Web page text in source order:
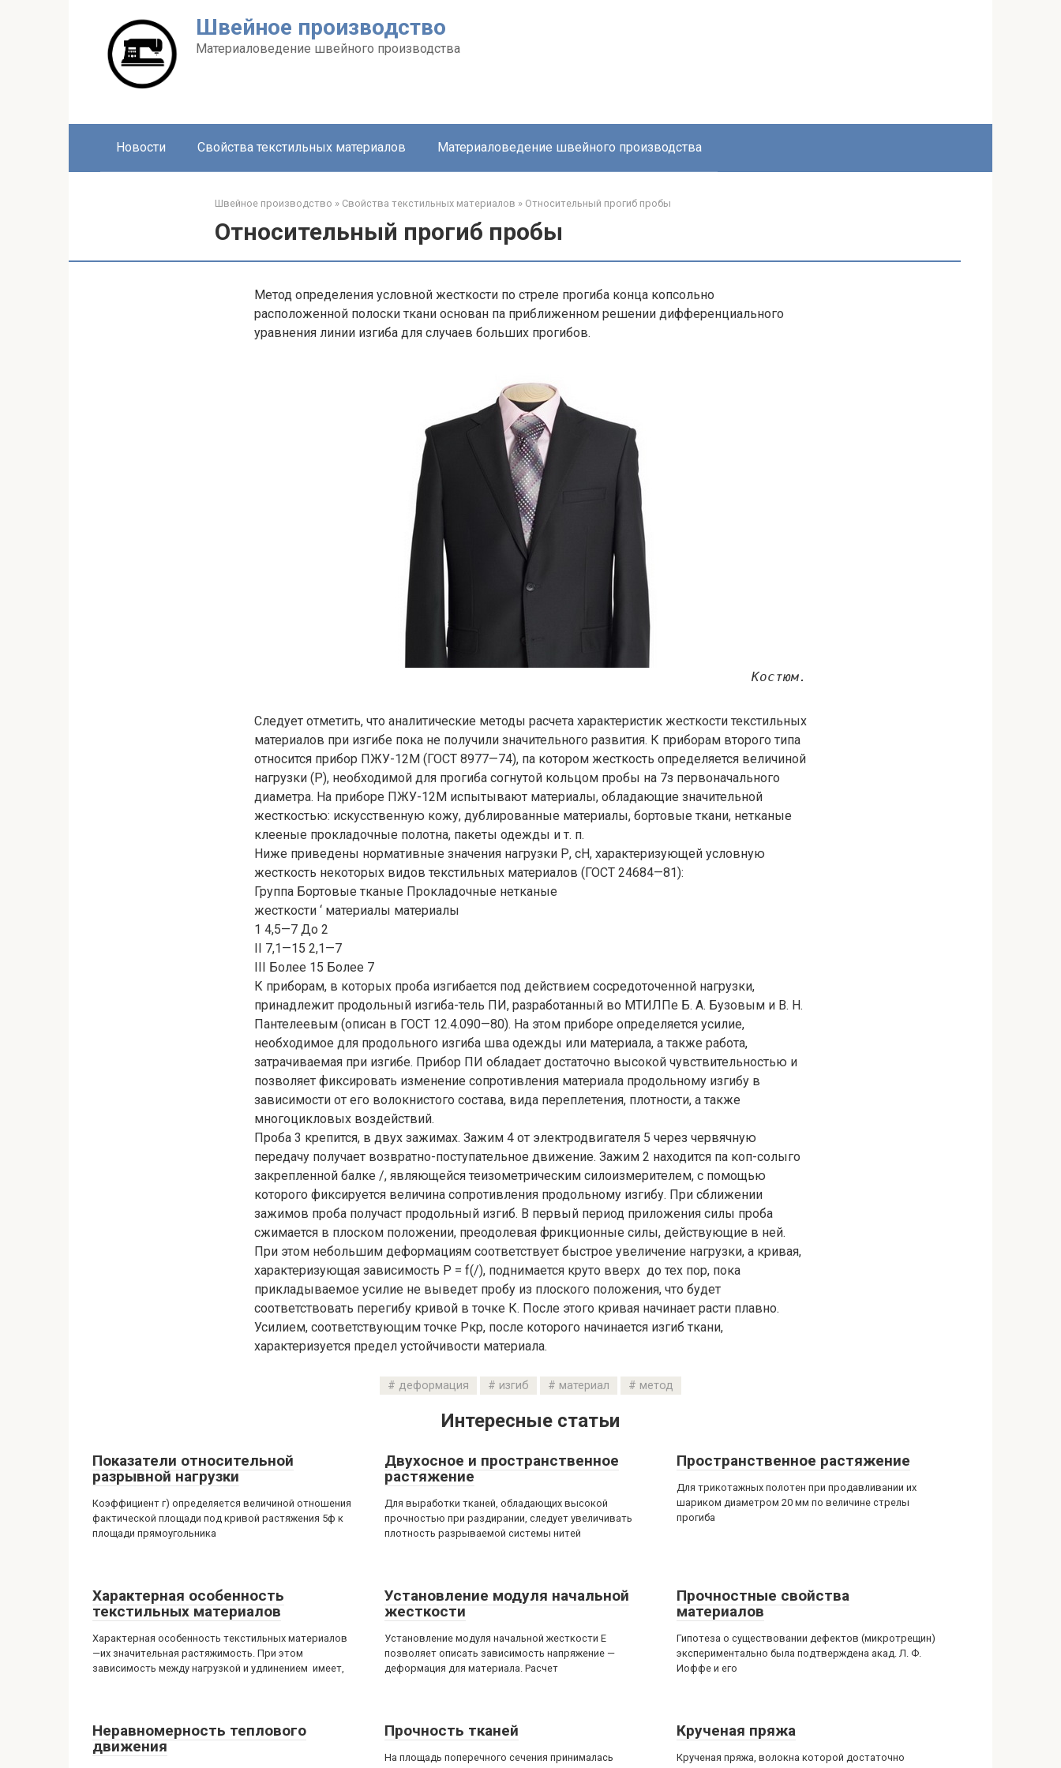
Швейное производство
Материаловедение швейного производства
Новости Свойства текстильных материалов Материаловедение швейного производства
Швейное производство » Свойства текстильных материалов » Относительный прогиб пробы
Относительный прогиб пробы
Метод определения условной жесткости по стреле прогиба конца копсольно
расположенной полоски ткани основан па приближенном решении дифференциального
уравнения линии изгиба для случаев больших прогибов.
Костюм.
Следует отметить, что аналитические методы расчета характеристик жесткости текстильных
материалов при изгибе пока не получили значительного развития. К приборам второго типа
относится прибор ПЖУ-12М (ГОСТ 8977—74), па котором жесткость определяется величиной
нагрузки (Р), необходимой для прогиба согнутой кольцом пробы на 7з первоначального
диаметра. На приборе ПЖУ-12М испытывают материалы, обладающие значительной
жесткостью: искусственную кожу, дублированные материалы, бортовые ткани, нетканые
клееные прокладочные полотна, пакеты одежды и т. п.
Ниже приведены нормативные значения нагрузки Р, сН, характеризующей условную
жесткость некоторых видов текстильных материалов (ГОСТ 24684—81):
Группа Бортовые тканые Прокладочные нетканые
жесткости ‘ материалы материалы
1 4,5—7 До 2
II 7,1—15 2,1—7
III Более 15 Более 7
К приборам, в которых проба изгибается под действием сосредоточенной нагрузки,
принадлежит продольный изгиба-тель ПИ, разработанный во МТИЛПе Б. А. Бузовым и В. Н.
Пантелеевым (описан в ГОСТ 12.4.090—80). На этом приборе определяется усилие,
необходимое для продольного изгиба шва одежды или материала, а также работа,
затрачиваемая при изгибе. Прибор ПИ обладает достаточно высокой чувствительностью и
позволяет фиксировать изменение сопротивления материала продольному изгибу в
зависимости от его волокнистого состава, вида переплетения, плотности, а также
многоцикловых воздействий.
Проба 3 крепится, в двух зажимах. Зажим 4 от электродвигателя 5 через червячную
передачу получает возвратно-поступательное движение. Зажим 2 находится па коп-солыго
закрепленной балке /, являющейся теизометрическим силоизмерителем, с помощью
которого фиксируется величина сопротивления продольному изгибу. При сближении
зажимов проба получаст продольный изгиб. В первый период приложения силы проба
сжимается в плоском положении, преодолевая фрикционные силы, действующие в ней.
При этом небольшим деформациям соответствует быстрое увеличение нагрузки, а кривая,
характеризующая зависимость P = f(/), поднимается круто вверх до тех пор, пока
прикладываемое усилие не выведет пробу из плоского положения, что будет
соответствовать перегибу кривой в точке К. После этого кривая начинает расти плавно.
Усилием, соответствующим точке Ркр, после которого начинается изгиб ткани,
характеризуется предел устойчивости материала.
деформация изгиб материал метод
Интересные статьи
Показатели относительной
разрывной нагрузки
Коэффициент г) определяется величиной отношения
фактической площади под кривой растяжения 5ф к
площади прямоугольника
Двухосное и пространственное
растяжение
Для выработки тканей, обладающих высокой
прочностью при раздирании, следует увеличивать
плотность разрываемой системы нитей
Пространственное растяжение
Для трикотажных полотен при продавливании их
шариком диаметром 20 мм по величине стрелы
прогиба
Характерная особенность
текстильных материалов
Характерная особенность текстильных материалов
—их значительная растяжимость. При этом
зависимость между нагрузкой и удлинением имеет,
Установление модуля начальной
жесткости
Установление модуля начальной жесткости Е
позволяет описать зависимость напряжение —
деформация для материала. Расчет
Прочностные свойства
материалов
Гипотеза о существовании дефектов (микротрещин)
экспериментально была подтверждена акад. Л. Ф.
Иоффе и его
Неравномерность теплового
движения
Прочность тканей
На площадь поперечного сечения принималась
Крученая пряжа
Крученая пряжа, волокна которой достаточно